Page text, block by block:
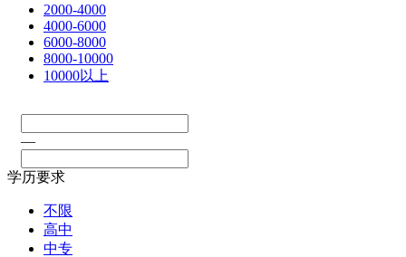
2000-4000
4000-6000
6000-8000
8000-10000
10000以上
—
学历要求
不限
高中
中专